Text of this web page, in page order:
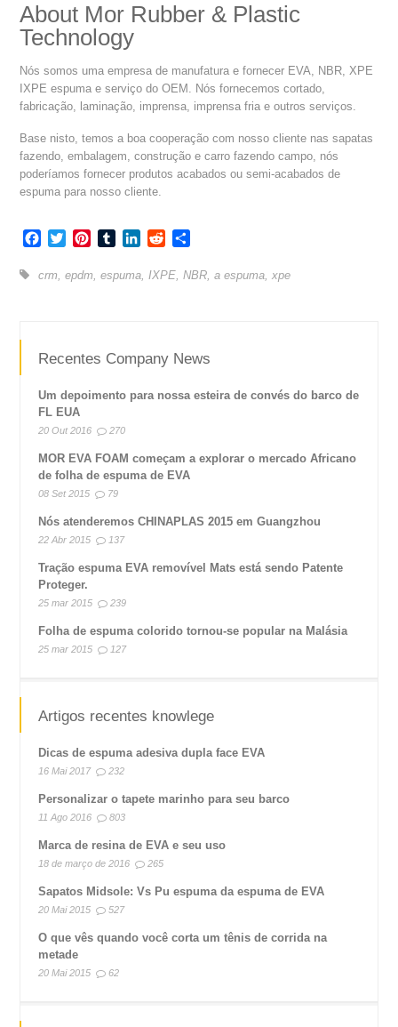
About Mor Rubber & Plastic
Technology
Nós somos uma empresa de manufatura e fornecer EVA, NBR, XPE
IXPE espuma e serviço do OEM. Nós fornecemos cortado,
fabricação, laminação, imprensa, imprensa fria e outros serviços.
Base nisto, temos a boa cooperação com nosso cliente nas sapatas
fazendo, embalagem, construção e carro fazendo campo, nós
poderíamos fornecer produtos acabados ou semi-acabados de
espuma para nosso cliente.
Facebook
TwitterPinterestTumblrLinkedInReddit
crm,epdm,espuma,IXPE,NBR,a espuma,xpe
Recentes Company News
Um depoimento para nossa esteira de convés do barco de
FL EUA
20 Out 2016 270
MOR EVA FOAM começam a explorar o mercado Africano
de folha de espuma de EVA
08 Set 2015 79
Nós atenderemos CHINAPLAS 2015 em Guangzhou
22 Abr 2015 137
Tração espuma EVA removível Mats está sendo Patente
Proteger.
25 mar 2015 239
Folha de espuma colorido tornou-se popular na Malásia
25 mar 2015 127
Artigos recentes knowlege
Dicas de espuma adesiva dupla face EVA
16 Mai 2017 232
Personalizar o tapete marinho para seu barco
11 Ago 2016 803
Marca de resina de EVA e seu uso
18 de março de 2016 265
Sapatos Midsole: Vs Pu espuma da espuma de EVA
20 Mai 2015 527
O que vês quando você corta um tênis de corrida na
metade
20 Mai 2015 62